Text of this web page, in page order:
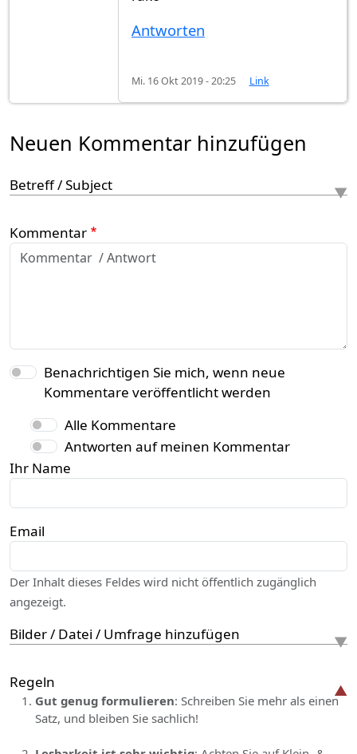
Antworten
Mi. 16 Okt 2019 - 20:25 Link
Neuen Kommentar hinzufügen
Betreff / Subject
Kommentar
Benachrichtigen Sie mich, wenn neue
Kommentare veröffentlicht werden
Alle Kommentare
Antworten auf meinen Kommentar
Ihr Name
Email
Der Inhalt dieses Feldes wird nicht öffentlich zugänglich
angezeigt.
Bilder / Datei / Umfrage hinzufügen
Regeln
Gut genug formulieren: Schreiben Sie mehr als einen
Satz, und bleiben Sie sachlich!